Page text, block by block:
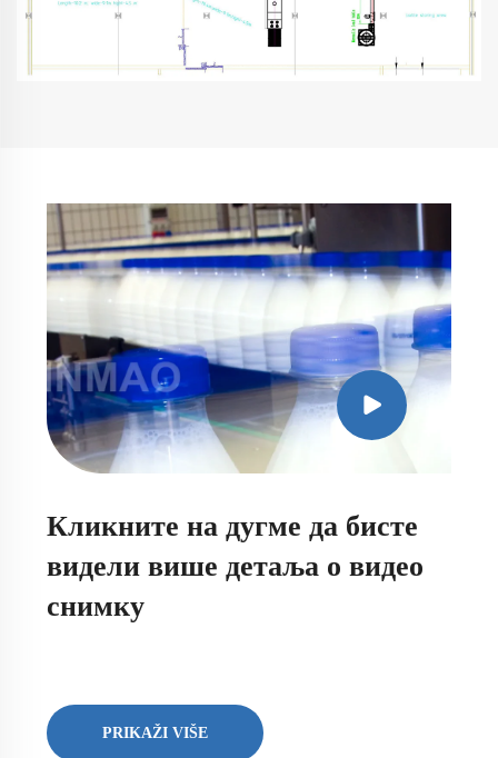
Кликните на дугме да бисте
видели више детаља о видео
снимку
PRIKAŽI VIŠE